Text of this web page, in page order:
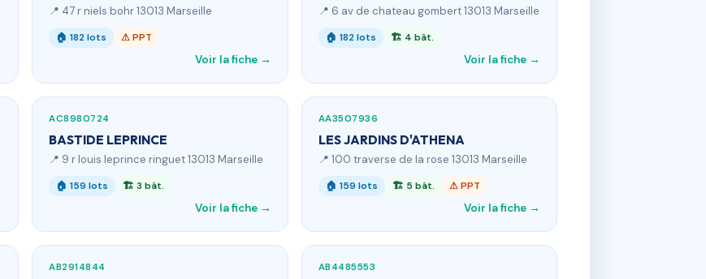
📍 47 r niels bohr 13013 Marseille
🏠 182 lots ⚠ PPT
Voir la fiche →
📍 6 av de chateau gombert 13013 Marseille
🏠 182 lots 🏗 4 bât.
Voir la fiche →
AC8980724
BASTIDE LEPRINCE
📍 9 r louis leprince ringuet 13013 Marseille
🏠 159 lots 🏗 3 bât.
Voir la fiche →
AA3507936
LES JARDINS D'ATHENA
📍 100 traverse de la rose 13013 Marseille
🏠 159 lots 🏗 5 bât. ⚠ PPT
Voir la fiche →
AB2914844 AB4485553